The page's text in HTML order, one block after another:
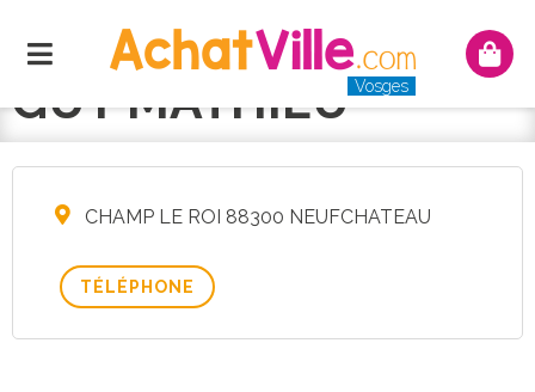
Menu
Vosges
Mon
panier
GUY MATHIEU
CHAMP LE ROI 88300 NEUFCHATEAU
TÉLÉPHONE